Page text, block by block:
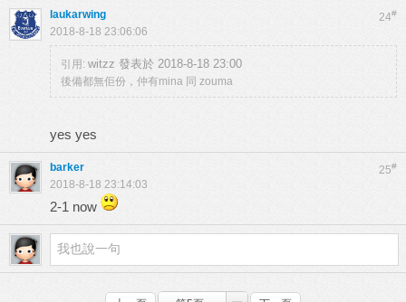
24#
laukarwing
2018-8-18 23:06:06
引用: witzz 發表於 2018-8-18 23:00
後備都無佢份，仲有mina 同 zouma
yes yes
25#
barker
2018-8-18 23:14:03
2-1 now